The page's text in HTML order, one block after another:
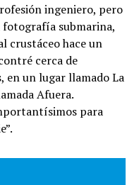
ingeniero, pero
submarina,
crustáceo hace un
cerca de
en un lugar llamado La
Afuera.
para